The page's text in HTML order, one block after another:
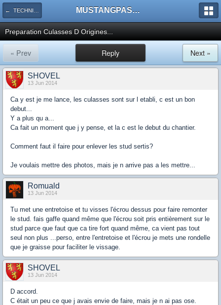
← TECHNIQUE : Moteurs RESTO & PERFO MUSTANGPASSION
Preparation Culasses D Origines...
Reply
« Prev Next »
SHOVEL
13 Jun 2014
Ca y est je me lance, les culasses sont sur l etabli, c est un bon
debut...
Y a plus qu a...
Ca fait un moment que j y pense, et la c est le debut du chantier.
Comment faut il faire pour enlever les stud sertis?
Je voulais mettre des photos, mais je n arrive pas a les mettre...
Romuald
13 Jun 2014
Tu met une entretoise et tu visses l'écrou dessus pour faire remonter
le stud. fais gaffe quand même que l'écrou soit pris entièrement sur le
stud parce que faut que ca tire fort quand même, ca vient pas tout
seul non plus ...perso, entre l'entretoise et l'écrou je mets une rondelle
que je graisse pour faciliter le vissage.
SHOVEL
13 Jun 2014
D accord.
C était un peu ce que j avais envie de faire, mais je n ai pas ose.